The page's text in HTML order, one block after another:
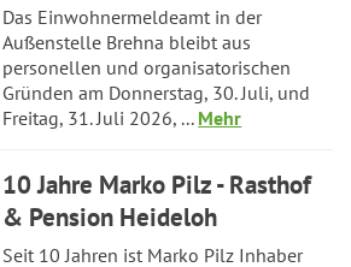
Das Einwohnermeldeamt in der
Außenstelle Brehna bleibt aus
personellen und organisatorischen
Gründen am Donnerstag, 30. Juli, und
Freitag, 31. Juli 2026, ... Mehr
10 Jahre Marko Pilz - Rasthof
& Pension Heideloh
Seit 10 Jahren ist Marko Pilz Inhaber